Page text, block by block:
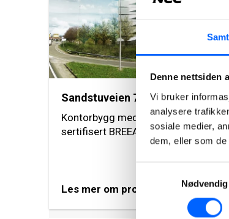
Denne nettsiden
Vi bruker
analysere
sosiale medier,
dem, eller som
Nødvendig
Sandstuveien 70, Oslo
Kontorbygg med meget høy
sertifisert BREEAM Excellent.
Les mer om prosjektet